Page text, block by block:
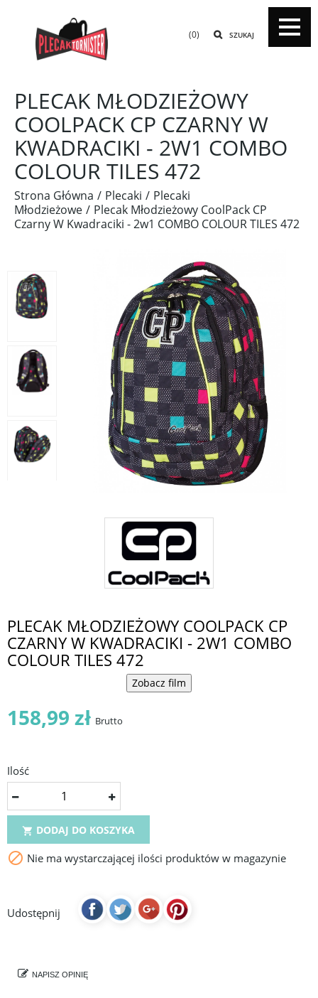
SZUKAJ
(0)
PLECAK MŁODZIEŻOWY
COOLPACK CP CZARNY W
KWADRACIKI - 2W1 COMBO
COLOUR TILES 472
Strona Główna Plecaki
Plecaki
Młodzieżowe
Plecak Młodzieżowy CoolPack CP
Czarny W Kwadraciki - 2w1 COMBO COLOUR TILES 472
PLECAK MŁODZIEŻOWY COOLPACK CP
CZARNY W KWADRACIKI - 2W1 COMBO
COLOUR TILES 472
Zobacz film
158,99 zł Brutto
Ilość
 DODAJ DO KOSZYKA
 Nie ma wystarczającej ilości produktów w magazynie
Udostępnij
NAPISZ OPINIĘ